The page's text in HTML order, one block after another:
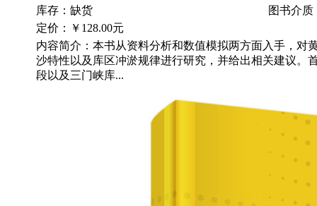
库存：缺货
图书介质
定价：
￥128.00元
内容简介：本书从资料分析和数值模拟两方面入手，对
沙特性以及库区冲淤规律进行研究，并给出相关建议。
段以及三门峡库...